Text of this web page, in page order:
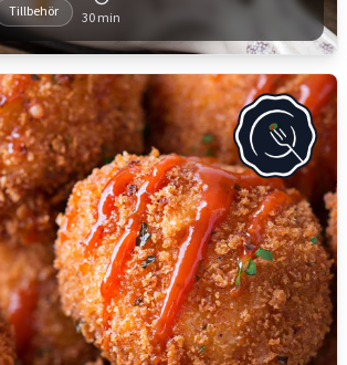
Tillbehör 30 min